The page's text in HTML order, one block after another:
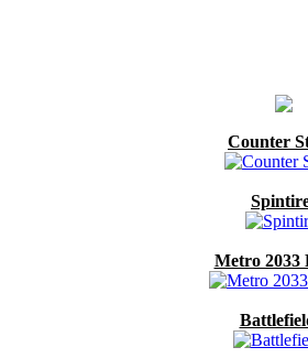
Counter
Metro 2033